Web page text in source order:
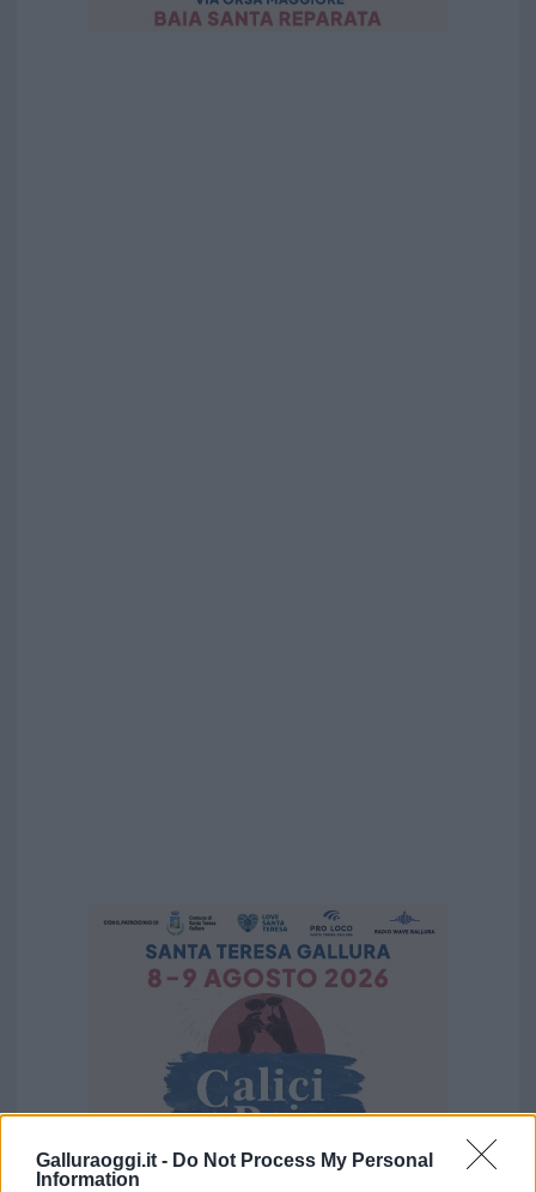
Galluraoggi.it - Do Not Process My Personal
Information